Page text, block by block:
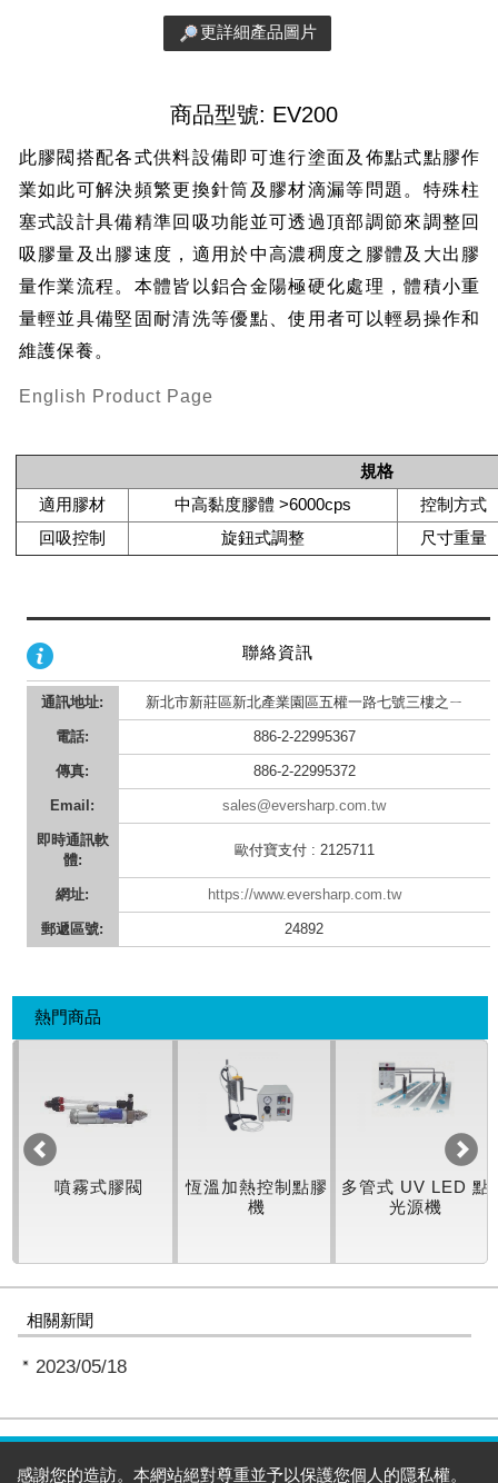
感謝您的造訪。本網站絕對尊重並予以保護您個人的隱私權。
更詳細產品圖片
商品型號: EV200
此膠閥搭配各式供料設備即可進行塗面及佈點式點膠作
業如此可解決頻繁更換針筒及膠材滴漏等問題。特殊柱
塞式設計具備精準回吸功能並可透過頂部調節來調整回
吸膠量及出膠速度，適用於中高濃稠度之膠體及大出膠
量作業流程。本體皆以鋁合金陽極硬化處理，體積小重
量輕並具備堅固耐清洗等優點、使用者可以輕易操作和
維護保養。
English Product Page
規格
適用膠材
中高黏度膠體 >6000cps
控制方式
回吸控制
旋鈕式調整 尺寸重量
聯絡資訊
通訊地址: 新北市新莊區新北產業園區五權一路七號三樓之ㄧ
電話: 886-2-22995367
傳真: 886-2-22995372
Email: sales@eversharp.com.tw
即時通訊軟
體:
歐付寶支付 : 2125711
網址: https://www.eversharp.com.tw
郵遞區號: 24892
熱門商品
噴霧式膠閥
恆溫加熱控制點膠
機
多管式 UV LED 點
光源機
相關新聞
2023/05/18